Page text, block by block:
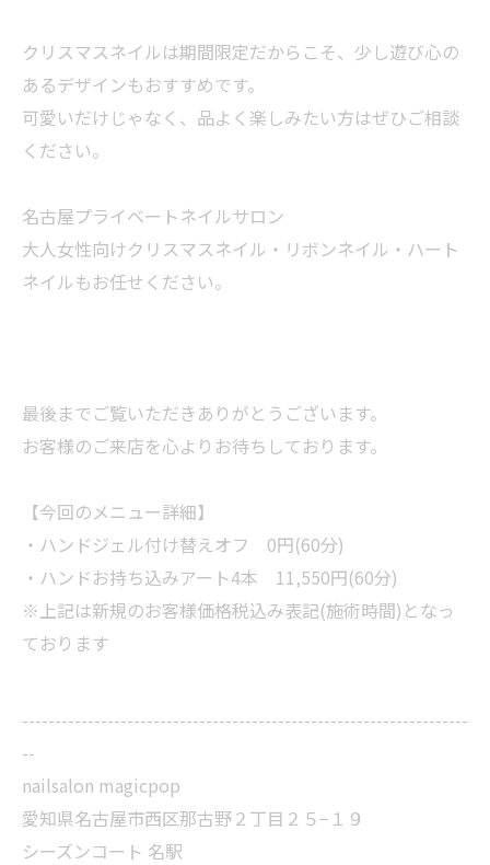
クリスマスネイルは期間限定だからこそ、少し遊び心の
あるデザインもおすすめです。
可愛いだけじゃなく、品よく楽しみたい方はぜひご相談
ください。
名古屋プライベートネイルサロン
大人女性向けクリスマスネイル・リボンネイル・ハート
ネイルもお任せください。
最後までご覧いただきありがとうございます。
お客様のご来店を心よりお待ちしております。
【今回のメニュー詳細】
・ハンドジェル付け替えオフ 0円(60分)
・ハンドお持ち込みアート4本 11,550円(60分)
※上記は新規のお客様価格税込み表記(施術時間)となっ
ております
--------------------------------------------------------------------
--
nailsalon magicpop
愛知県名古屋市西区那古野２丁目２５−１９
シーズンコート 名駅